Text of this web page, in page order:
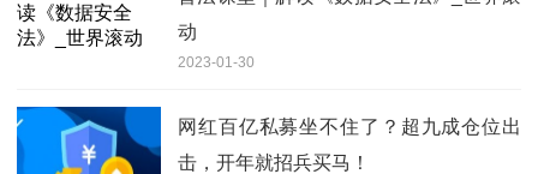
动
2023-01-30
网红百亿私募坐不住了？超九成仓位出
击，开年就招兵买马！